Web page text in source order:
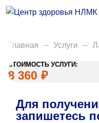
Анализы
Акции
Пациентам
Вакансии
О нас
Главная Услуги
СТОИМОСТЬ УСЛУГИ:
8 360 ₽
Для
запишетесь